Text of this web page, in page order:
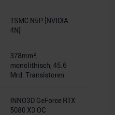
TSMC N5P [NVIDIA
4N]
378mm²,
monolithisch, 45.6
Mrd. Transistoren
INNO3D GeForce RTX
5080 X3 OC